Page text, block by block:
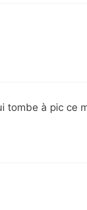
tombe à pic ce